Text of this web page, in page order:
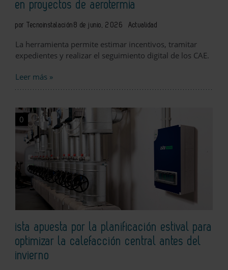
en proyectos de aerotermia
por Tecnoinstalación 8 de junio, 2026 Actualidad
La herramienta permite estimar incentivos, tramitar
expedientes y realizar el seguimiento digital de los CAE.
Leer más »
0
ista apuesta por la planificación estival para
optimizar la calefacción central antes del
invierno